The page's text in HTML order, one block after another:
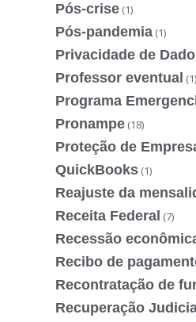
Pós-crise (1)
Pós-pandemia (1)
Privacidade de
Professor eventual (1)
Programa
Pronampe (18)
Proteção de
QuickBooks (1)
Reajuste da
Receita Federal (7)
Recessão
Recibo de
Recontratação de
Recuperação